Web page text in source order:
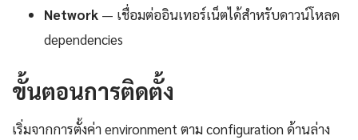
Network — เชื่อมต่ออินเทอร์เน็ตได้สำหรับดาวน์โหลด
dependencies
ขั้นตอนการติดตั้ง
เริ่มจากการตั้งค่า environment ตาม configuration ด้านล่าง